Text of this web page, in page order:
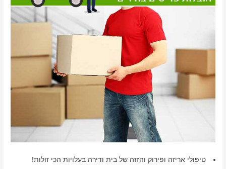
טיפולי אריזה ופירוק והזזה של בית ודירה בעלויות הכי זולות!